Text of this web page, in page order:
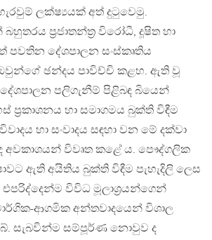
ලක්ෂ්‍යයක් අත් දුටුවෙමු.
ප‍්‍රජාතන්ත‍්‍ර විරෝධී, දූෂිත හා
පවතින දේශපාලන සංස්කෘතිය
ඡන්දය පාවිච්චි කළහ. ඇති වූ
පලිගැනීම් පිළිබඳ බියෙන්
ප‍්‍රකාශනය හා සමාගමය බුක්ති විඳීම
හා සංවාදය සඳහා වන මේ දක්වා
අවකාශයන් විවෘත කළේ ය. පෞද්ගලික
ඇති අයිතිය බුක්ති විඳීම පැහැදිලි ලෙස
විවිධ මූලාශ‍්‍රයන්ගෙන්
ආගමික අන්තවාදයෙන් විශාල
සැබවින්ම සම්පූර්ණ නොවුව ද